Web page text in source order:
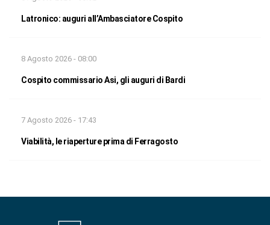
Latronico: auguri all’Ambasciatore Cospito
8 Agosto 2026 - 08:00
Cospito commissario Asi, gli auguri di Bardi
7 Agosto 2026 - 17:43
Viabilità, le riaperture prima di Ferragosto